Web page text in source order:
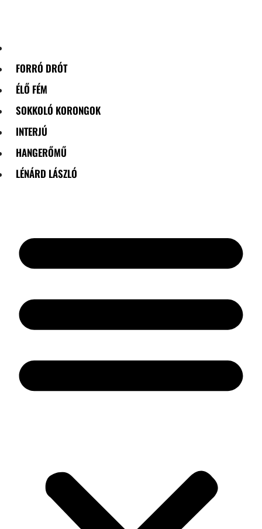
FORRÓ DRÓT
ÉLŐ FÉM
SOKKOLÓ KORONGOK
INTERJÚ
HANGERŐMŰ
LÉNÁRD LÁSZLÓ